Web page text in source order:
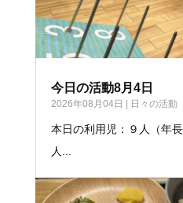
今日の活動8月4日
2026年08月04日 | 日々の活動
本日の利用児：９人（年
人...